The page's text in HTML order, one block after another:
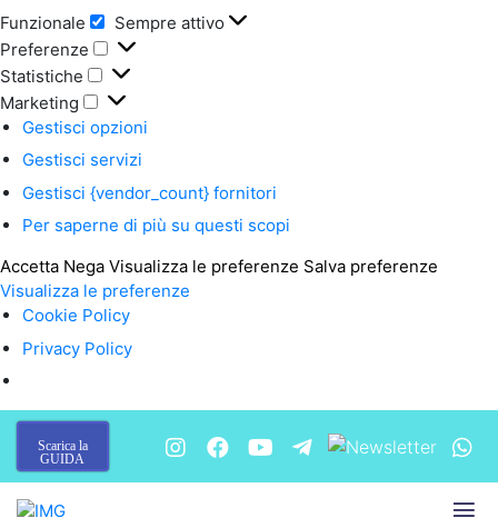
Funzionale Funzionale
Sempre attivo
Preferenze
Preferenze
Statistiche
Statistiche
Marketing
Marketing
Gestisci opzioni
Gestisci servizi
Gestisci {vendor_count} fornitori
Per saperne di più su questi scopi
Accetta Nega Visualizza le preferenze Salva preferenze
Visualizza le preferenze
Cookie Policy
Privacy Policy
Scarica la
GUIDA